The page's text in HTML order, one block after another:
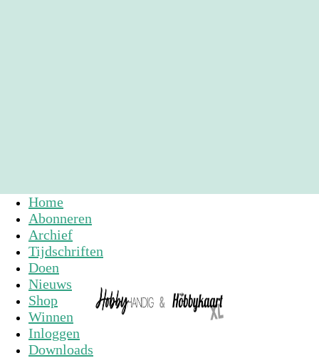
Home
Abonneren
Archief
Tijdschriften
Doen
Nieuws
Shop
Winnen
Inloggen
Downloads